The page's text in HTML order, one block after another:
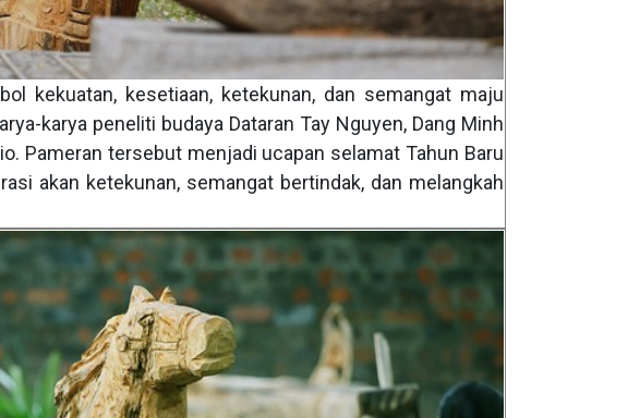
kekuatan, kesetiaan, ketekunan, dan semangat maju
karya peneliti budaya Dataran Tay Nguyen, Dang Minh
Pameran tersebut menjadi ucapan selamat Tahun Baru
akan ketekunan, semangat bertindak, dan melangkah